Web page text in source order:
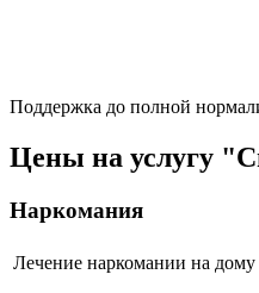
Поддержка до полной
Цены на услугу
Наркомания
Лечение наркомании на дому